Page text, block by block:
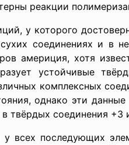
реакции
достоверно
соединениях и в
америция, хотя
устойчивые
комплексных
однако эти
твёрдых соединения +3